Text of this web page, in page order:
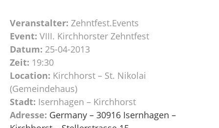
Veranstalter: Zehntfest.Events
Event: VIII. Kirchhorster Zehntfest
Datum: 25-04-2013
Zeit: 19:30
Location: Kirchhorst – St. Nikolai
(Gemeindehaus)
Stadt: Isernhagen – Kirchhorst
Adresse: Germany – 30916 Isernhagen –